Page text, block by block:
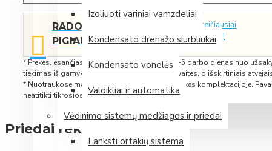
Mini rekuperatorius Zehnder ComfoSpot 50
Plokštelinis entalpinis rekuperatorius Zehnder ComfoAir 375
Plokštelinis entalpinis rekuperatorius Zehnder ComfoAir Flex
Daugiau
Samsung (P. Korėja)
Izoliuoti variniai vamzdeliai
Kondensato drenažo siurbliukai
Kondensato vonelės
Valdikliai ir automatika
Vėdinimo sistemų medžiagos ir priedai
Lanksti ortakių sistema
RADOTE
PIGIAU?
Spauskite čia, ir mes Jums greičiausiai
pateiksime dar geresnį pasiūlymą!
* Prekes, esančias sandėlyje, pristatome per 2-5 darbo dienas nuo
tiekimas iš gamyklos įprastai užtrunka 1-2 savaites, o išskirtiniais
* Nuotraukose matomi priedai nebūtinai yra prekės komplektacijoje.
neatitikti tikrosios.
Priedai rekuperatoriams